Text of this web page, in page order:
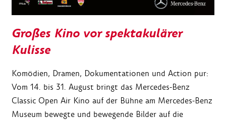
Großes Kino vor spektakulärer
Kulisse
Komödien, Dramen, Dokumentationen und Action pur:
Vom 14. bis 31. August bringt das Mercedes-Benz
Classic Open Air Kino auf der Bühne am Mercedes-Benz
Museum bewegte und bewegende Bilder auf die